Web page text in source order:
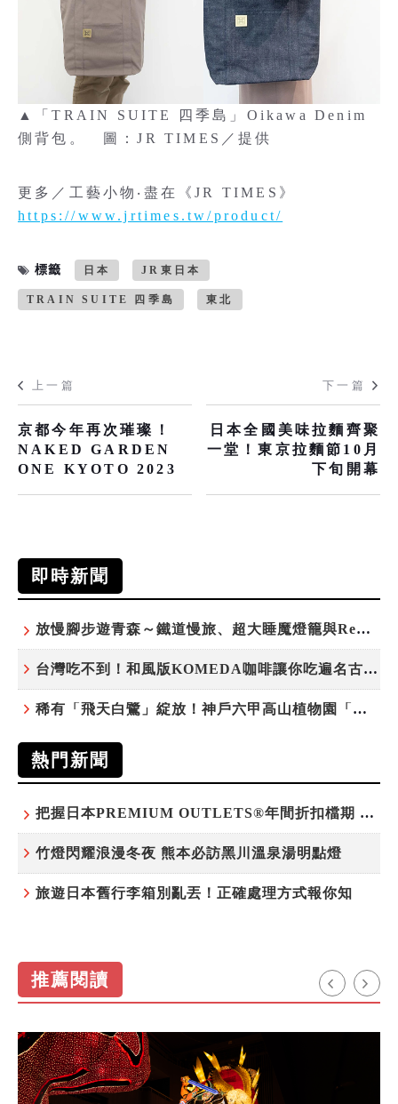
▲「TRAIN SUITE 四季島」Oikawa Denim
側背包。 圖：JR TIMES／提供
更多／工藝小物‧盡在《JR TIMES》
https://www.jrtimes.tw/product/
標籤 日本 JR東日本
TRAIN SUITE 四季島 東北
上一篇
京都今年再次璀璨！
NAKED GARDEN
ONE KYOTO 2023
下一篇
日本全國美味拉麵齊聚
一堂！東京拉麵節10月
下旬開幕
即時新聞
放慢腳步遊青森～鐵道慢旅、超大睡魔燈籠與ReLabo質感溫泉
台灣吃不到！和風版KOMEDA咖啡讓你吃遍名古屋在地美食
稀有「飛天白鷺」綻放！神戶六甲高山植物園「鷺草」珍貴現身
熱門新聞
把握日本PREMIUM OUTLETS®年間折扣檔期 越買越划算
竹燈閃耀浪漫冬夜 熊本必訪黑川溫泉湯明點燈
旅遊日本舊行李箱別亂丟！正確處理方式報你知
推薦閱讀